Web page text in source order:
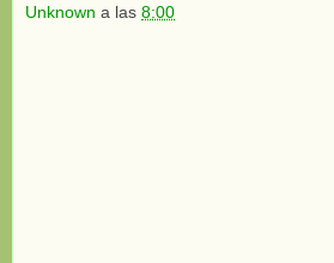
Unknown a las 8:00